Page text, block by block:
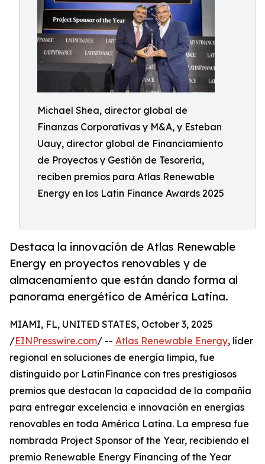
Michael Shea, director global de
Finanzas Corporativas y M&A, y Esteban
Uauy, director global de Financiamiento
de Proyectos y Gestión de Tesorería,
reciben premios para Atlas Renewable
Energy en los Latin Finance Awards 2025
Destaca la innovación de Atlas Renewable
Energy en proyectos renovables y de
almacenamiento que están dando forma al
panorama energético de América Latina.
MIAMI, FL, UNITED STATES, October 3, 2025
/EINPresswire.com/ -- Atlas Renewable Energy, líder
regional en soluciones de energía limpia, fue
distinguido por LatinFinance con tres prestigiosos
premios que destacan la capacidad de la compañía
para entregar excelencia e innovación en energías
renovables en toda América Latina. La empresa fue
nombrada Project Sponsor of the Year, recibiendo el
premio Renewable Energy Financing of the Year